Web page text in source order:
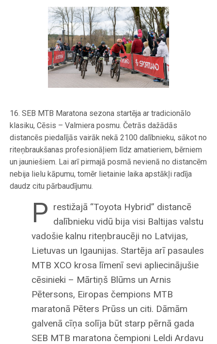
16. SEB MTB Maratona sezona startēja ar tradicionālo
klasiku, Cēsis – Valmiera posmu. Četrās dažādās
distancēs piedalījās vairāk nekā 2100 dalībnieku, sākot no
riteņbraukšanas profesionāļiem līdz amatieriem, bērniem
un jauniešiem. Lai arī pirmajā posmā nevienā no distancēm
nebija lielu kāpumu, tomēr lietainie laika apstākļi radīja
daudz citu pārbaudījumu.
P restižajā “Toyota Hybrid” distancē
dalībnieku vidū bija visi Baltijas valstu
vadošie kalnu riteņbraucēji no Latvijas,
Lietuvas un Igaunijas. Startēja arī pasaules
MTB XCO krosa līmenī sevi apliecinājušie
cēsinieki – Mārtiņš Blūms un Arnis
Pētersons, Eiropas čempions MTB
maratonā Pēters Prūss un citi. Dāmām
galvenā cīņa solīja būt starp pērnā gada
SEB MTB maratona čempioni Leldi Ardavu